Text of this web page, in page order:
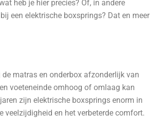
heb je hier precies? Of, in andere
een elektrische boxsprings? Dat en meer
matras en onderbox afzonderlijk van
voeteneinde omhoog of omlaag kan
zijn elektrische boxsprings enorm in
veelzijdigheid en het verbeterde comfort.